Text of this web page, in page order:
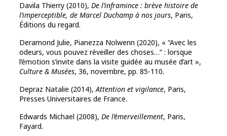
Davila Thierry (2010), De l’inframince : brève histoire de
l’imperceptible, de Marcel Duchamp à nos jours, Paris,
Éditions du regard.
Deramond Julie, Pianezza Nolwenn (2020), « “Avec les
odeurs, vous pouvez réveiller des choses…” : lorsque
l’émotion s’invite dans la visite guidée au musée d’art »,
Culture & Musées, 36, novembre, pp. 85-110.
Depraz Natalie (2014),Attention et vigilance, Paris,
Presses Universitaires de France.
Edwards Michael (2008), De l’émerveillement, Paris,
Fayard.